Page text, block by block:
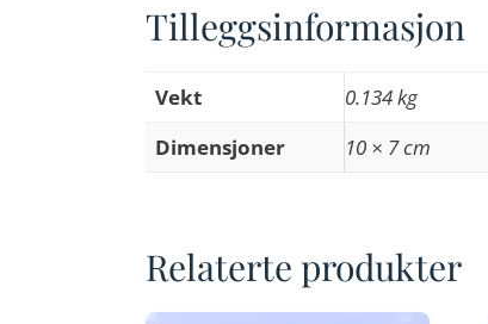
Tilleggsinformasjon
Vekt
0.134 kg
Dimensjoner
10 × 7 cm
Relaterte produkter